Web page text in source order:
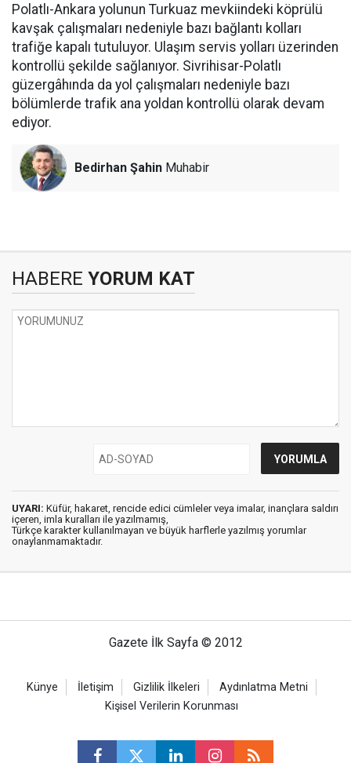
Polatlı-Ankara yolunun Turkuaz mevkiindeki köprülü
kavşak çalışmaları nedeniyle bazı bağlantı kolları
trafiğe kapalı tutuluyor. Ulaşım servis yolları üzerinden
kontrollü şekilde sağlanıyor. Sivrihisar-Polatlı
güzergâhında da yol çalışmaları nedeniyle bazı
bölümlerde trafik ana yoldan kontrollü olarak devam
ediyor.
Bedirhan Şahin Muhabir
HABERE YORUM KAT
UYARI: Küfür, hakaret, rencide edici cümleler veya imalar, inançlara saldırı
içeren, imla kuralları ile yazılmamış,
Türkçe karakter kullanılmayan ve büyük harflerle yazılmış yorumlar
onaylanmamaktadır.
Gazete İlk Sayfa © 2012
Künye İletişim Gizlilik İlkeleri
Aydınlatma Metni
Kişisel Verilerin Korunması